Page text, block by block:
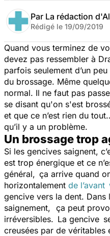
Par La rédaction
Rédigé le 19/09/2019
Quand vous terminez de
devez pas ressembler à
parfois seulement d’un
du brossage. Même
normal. Il ne faut pas
se disant qu'on s'est
et que ce n’est rien du
qu’il y a un problème.
Un brossage trop
Si les gencives saignent,
est trop énergique et ce
général, ça arrive quand
horizontalement de l’avant
gencive vers la dent.
saignement, ça peut
irréversibles. La gencive
creusées par de véritables